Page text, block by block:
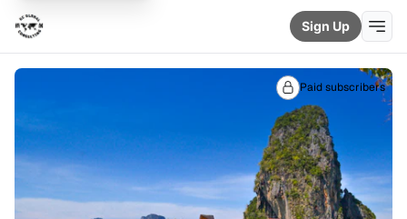
Sign Up
Paid subscribers